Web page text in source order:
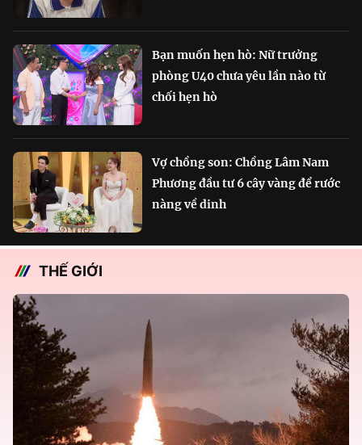
Bạn muốn hẹn hò: Nữ trưởng
phòng U40 chưa yêu lần nào từ
chối hẹn hò
Vợ chồng son: Chồng Lâm Nam
Phương đầu tư 6 cây vàng để rước
nàng về dinh
THẾ GIỚI